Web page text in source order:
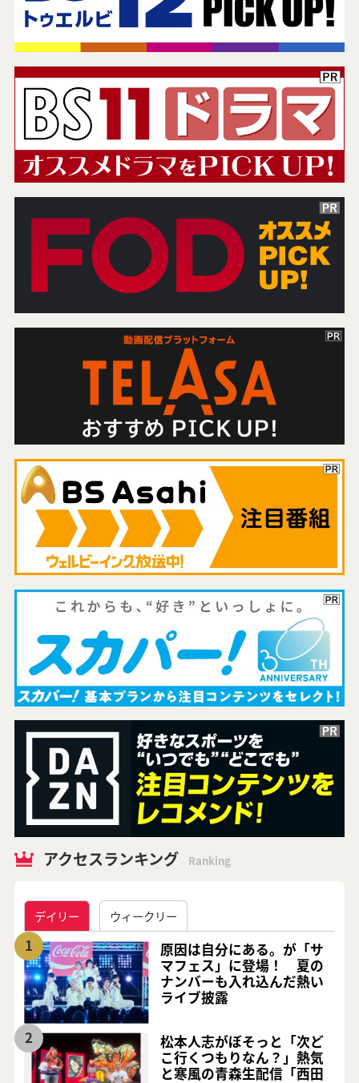
アクセスランキング Ranking
デイリー ウィークリー
1
原因は自分にある。が「サ
マフェス」に登場！ 夏の
ナンバーも入れ込んだ熱い
ライブ披露
2
松本人志がぼそっと「次ど
こ行くつもりなん？」熱気
と寒風の青森生配信「西田